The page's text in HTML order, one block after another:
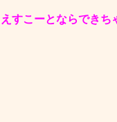
えすこーとならできち